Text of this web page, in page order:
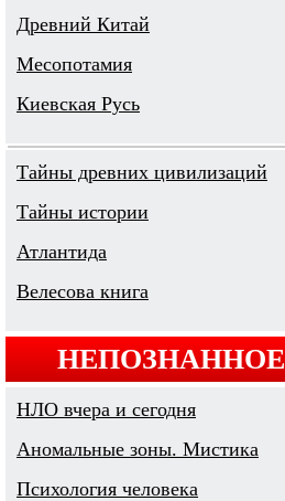
Древний Китай
Месопотамия
Киевская Русь
Тайны древних цивилизаций
Тайны истории
Атлантида
Велесова книга
НЕПОЗНАННОЕ
НЛО вчера и сегодня
Аномальные зоны. Мистика
Психология человека